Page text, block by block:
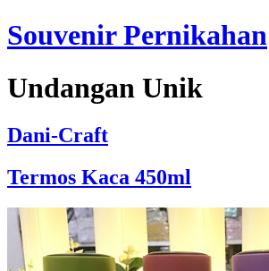
Souvenir Pernikahan
Undangan Unik
Dani-Craft
Termos Kaca 450ml